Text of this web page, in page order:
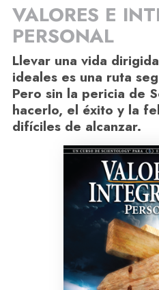
VALORES E
PERSONAL
Llevar una vida
ideales es una ruta
Pero sin la pericia de
hacerlo, el éxito y la
difíciles de alcanzar.